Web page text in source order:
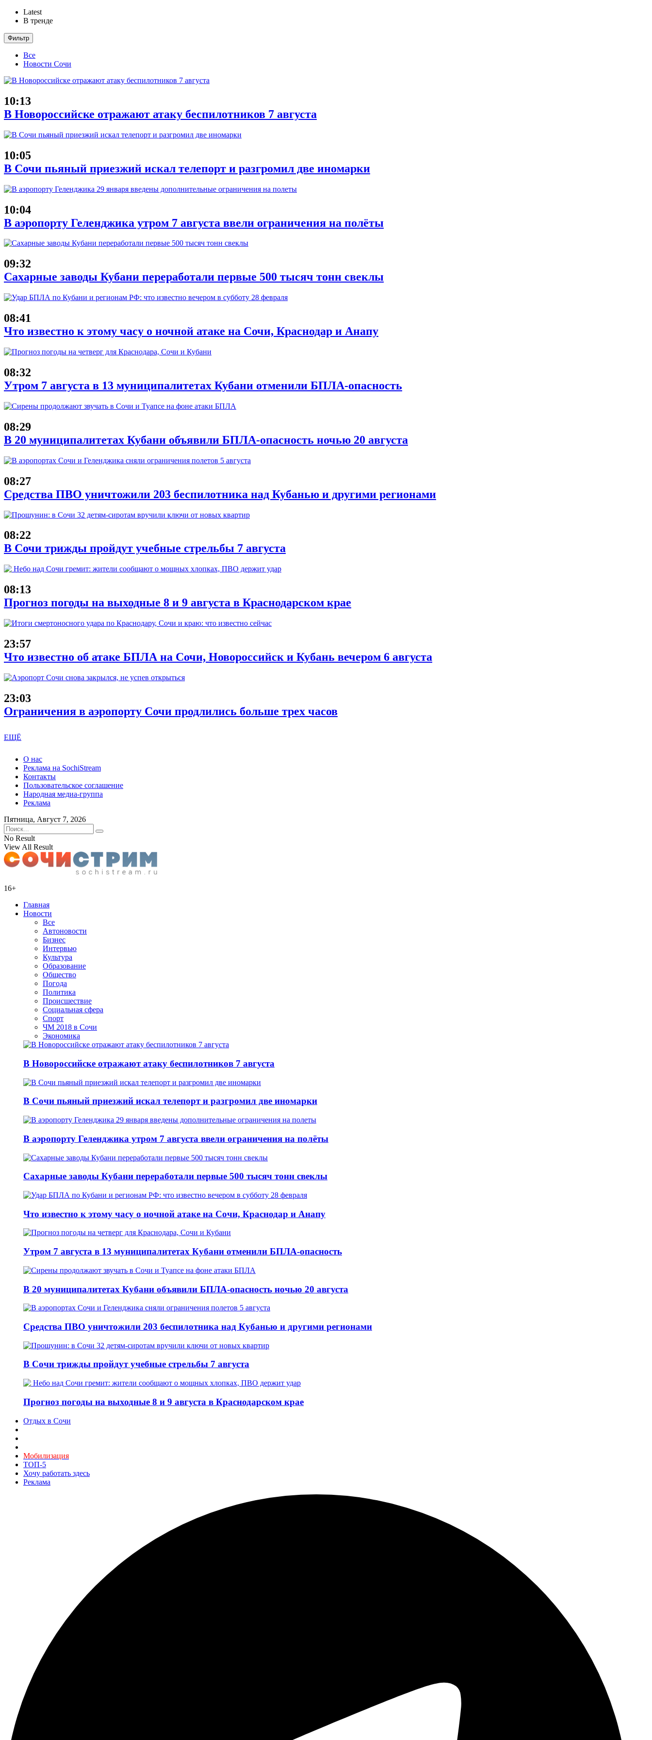
Latest
В тренде
Фильтр
Все
Новости Сочи
10:13
В Новороссийске отражают атаку беспилотников 7 августа
10:05
В Сочи пьяный приезжий искал телепорт и разгромил две иномарки
10:04
В аэропорту Геленджика утром 7 августа ввели ограничения на полёты
09:32
Сахарные заводы Кубани переработали первые 500 тысяч тонн свеклы
08:41
Что известно к этому часу о ночной атаке на Сочи, Краснодар и Анапу
08:32
Утром 7 августа в 13 муниципалитетах Кубани отменили БПЛА-опасность
08:29
В 20 муниципалитетах Кубани объявили БПЛА-опасность ночью 20 августа
08:27
Средства ПВО уничтожили 203 беспилотника над Кубанью и другими регионами
08:22
В Сочи трижды пройдут учебные стрельбы 7 августа
08:13
Прогноз погоды на выходные 8 и 9 августа в Краснодарском крае
23:57
Что известно об атаке БПЛА на Сочи, Новороссийск и Кубань вечером 6 августа
23:03
Ограничения в аэропорту Сочи продлились больше трех часов
ЕЩЁ
О нас
Реклама на SochiStream
Контакты
Пользовательское соглашение
Народная медиа-группа
Реклама
Пятница, Август 7, 2026
No Result
View All Result
16+
Главная
Новости
Все
Автоновости
Бизнес
Интервью
Культура
Образование
Общество
Погода
Политика
Происшествие
Социальная сфера
Спорт
ЧМ 2018 в Сочи
Экономика
В Новороссийске отражают атаку беспилотников 7 августа
В Сочи пьяный приезжий искал телепорт и разгромил две иномарки
В аэропорту Геленджика утром 7 августа ввели ограничения на полёты
Сахарные заводы Кубани переработали первые 500 тысяч тонн свеклы
Что известно к этому часу о ночной атаке на Сочи, Краснодар и Анапу
Утром 7 августа в 13 муниципалитетах Кубани отменили БПЛА-опасность
В 20 муниципалитетах Кубани объявили БПЛА-опасность ночью 20 августа
Средства ПВО уничтожили 203 беспилотника над Кубанью и другими регионами
В Сочи трижды пройдут учебные стрельбы 7 августа
Прогноз погоды на выходные 8 и 9 августа в Краснодарском крае
Отдых в Сочи
Мобилизация
ТОП-5
Хочу работать здесь
Реклама